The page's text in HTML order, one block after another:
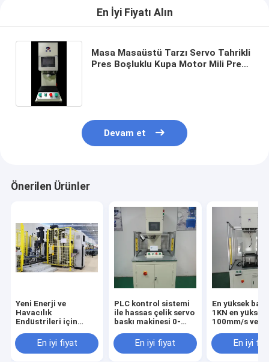
En İyi Fiyatı Alın
Masa Masaüstü Tarzı Servo Tahrikli
Pres Boşluklu Kupa Motor Mili Pres
Devam et
Önerilen Ürünler
Yeni Enerji ve
Havacılık
Endüstrileri için
MakinesiEn iyi fiyat
PLC kontrol sistemi
ile hassas çelik servo
baskı makinesi 0-
300kg yük kapasitesi
En iyi fiyat
En yüksek
1KN en yüksek
100mm/s ve
servo baskı
En iyi